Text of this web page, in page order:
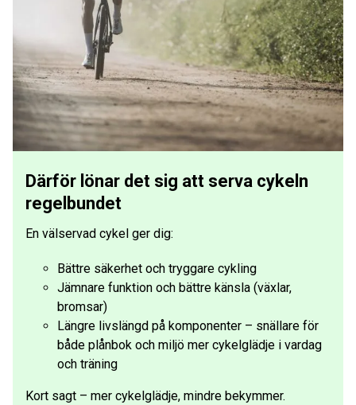
Därför lönar det sig att serva cykeln
regelbundet
En välservad cykel ger dig:
Bättre säkerhet och tryggare cykling
Jämnare funktion och bättre känsla (växlar,
bromsar)
Längre livslängd på komponenter – snällare för
både plånbok och miljö mer cykelglädje i vardag
och träning
Kort sagt – mer cykelglädje, mindre bekymmer.